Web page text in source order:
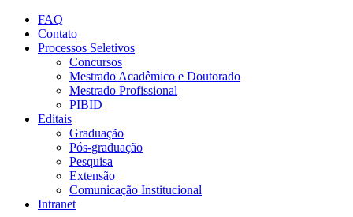
Conteúdo principal
FAQ
Contato
Processos Seletivos
Concursos
Mestrado Acadêmico e Doutorado
Mestrado Profissional
PIBID
Editais
Graduação
Pós-graduação
Pesquisa
Extensão
Comunicação Institucional
Intranet